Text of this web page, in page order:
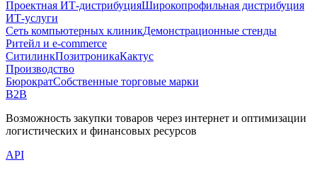
Проектная ИТ-дистрибуцияШирокопрофильная дистрибуция
ИТ-услуги
Сеть компьютерных клиникДемонстрационные стенды
Ритейл и e-commerce
СитилинкПозитроникаКактус
Производство
БюрократСобственные торговые марки
B2B
Возможность закупки товаров через интернет и оптимизации
логистических и финансовых ресурсов
API